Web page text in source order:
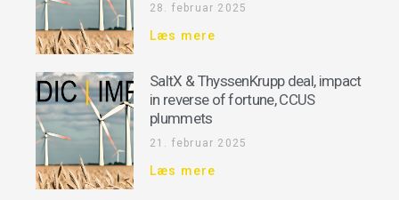
28. februar 2025
Læs mere
SaltX & ThyssenKrupp deal, impact
in reverse of fortune, CCUS
plummets
21. februar 2025
Læs mere